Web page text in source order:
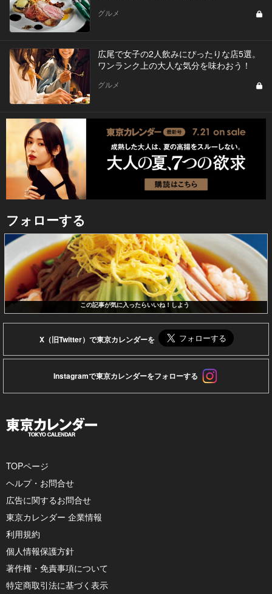
グルメ
広尾で女子の2人飲みにぴったりな店5選。
ワンランク上の大人な気分を味わおう！
グルメ
フォローする
この記事が気に入ったらいいね！しよう
X（旧Twitter）で東京カレンダーを
Instagramで東京カレンダーをフォローする
TOPページ
ヘルプ・お問合せ
広告に関するお問合せ
東京カレンダー 企業情報
利用規約
個人情報保護方針
著作権・免責事項について
特定商取引法に基づく表示